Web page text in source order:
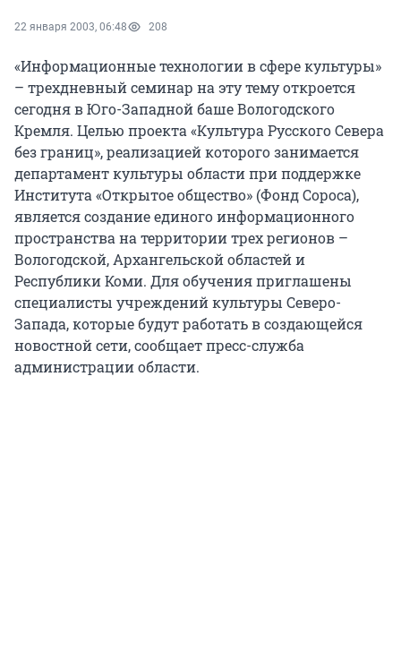
22 января 2003, 06:48 208
«Информационные технологии в сфере культуры»
– трехдневный семинар на эту тему откроется
сегодня в Юго-Западной баше Вологодского
Кремля. Целью проекта «Культура Русского Севера
без границ», реализацией которого занимается
департамент культуры области при поддержке
Института «Открытое общество» (Фонд Сороса),
является создание единого информационного
пространства на территории трех регионов –
Вологодской, Архангельской областей и
Республики Коми. Для обучения приглашены
специалисты учреждений культуры Северо-
Запада, которые будут работать в создающейся
новостной сети, сообщает пресс-служба
администрации области.